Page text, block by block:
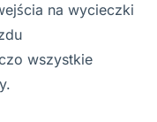
na wycieczki
wszystkie